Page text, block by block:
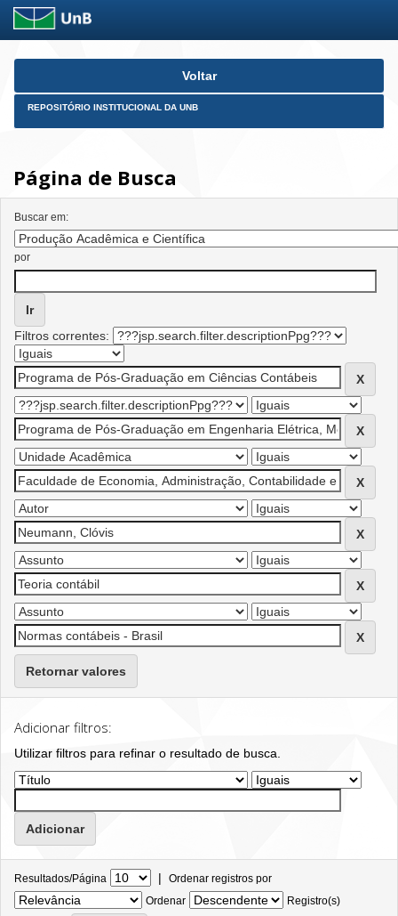
Skip
Voltar
REPOSITÓRIO INSTITUCIONAL DA UNB
Página de Busca
Buscar em:
por
Filtros correntes:
Retornar valores
Adicionar filtros:
Utilizar filtros para refinar o resultado de busca.
Resultados/Página | Ordenar registros por
Ordenar
Registro(s)